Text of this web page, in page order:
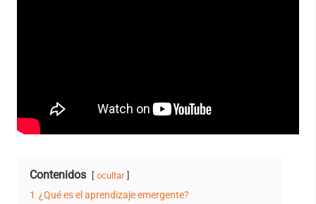
Contenidos ocultar
1 ¿Qué es el aprendizaje emergente?